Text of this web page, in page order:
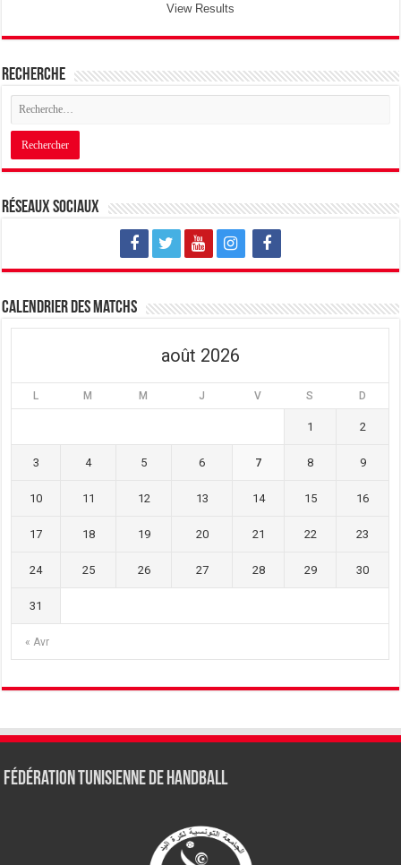
View Results
Recherche
Réseaux sociaux
Calendrier des matchs
août 2026
L M M J V S D
« Avr
1 2
3 4 5 6 7 8 9
10 11 12 13 14 15 16
17 18 19 20 21 22 23
24 25 26 27 28 29 30
31
Fédération tunisienne de Handball